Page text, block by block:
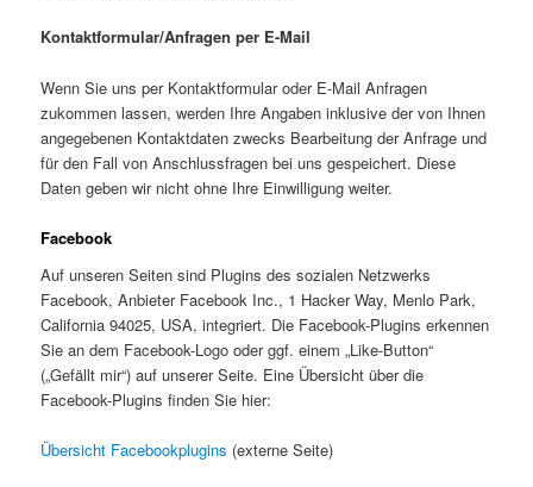
Kontaktformular/Anfragen per E-Mail
Wenn Sie uns per Kontaktformular oder E-Mail Anfragen
zukommen lassen, werden Ihre Angaben inklusive der von Ihnen
angegebenen Kontaktdaten zwecks Bearbeitung der Anfrage und
für den Fall von Anschlussfragen bei uns gespeichert. Diese
Daten geben wir nicht ohne Ihre Einwilligung weiter.
Facebook
Auf unseren Seiten sind Plugins des sozialen Netzwerks
Facebook, Anbieter Facebook Inc., 1 Hacker Way, Menlo Park,
California 94025, USA, integriert. Die Facebook-Plugins erkennen
Sie an dem Facebook-Logo oder ggf. einem „Like-Button“
(„Gefällt mir“) auf unserer Seite. Eine Übersicht über die
Facebook-Plugins finden Sie hier:
Übersicht Facebookplugins (externe Seite)